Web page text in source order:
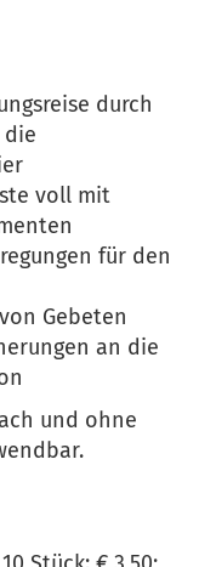
durch
voll mit
für den
Gebeten
an die
und ohne